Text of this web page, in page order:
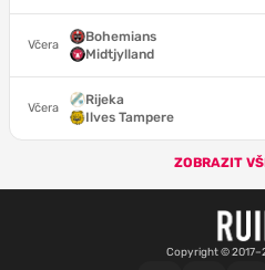
Včera
Bohemians
Midtjylland
Včera
Rijeka
Ilves Tampere
ZOBRAZIT
Copyright ©